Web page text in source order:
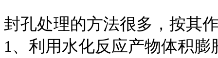
封孔处理的方法很多，按其
1、利用水化反应产物体积